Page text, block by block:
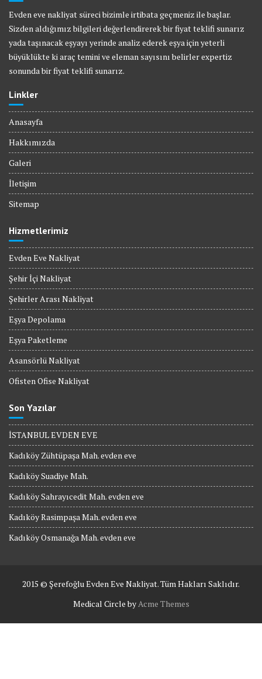
Evden eve nakliyat süreci bizimle irtibata geçmeniz ile başlar.
Sizden aldığımız bilgileri değerlendirerek bir fiyat teklifi sunarız
yada taşınacak eşyayı yerinde analiz ederek eşya için yeterli
büyüklükte ki araç temini ve eleman sayısını belirler expertiz
sonunda bir fiyat teklifi sunarız.
Linkler
Anasayfa
Hakkımızda
Galeri
İletişim
Sitemap
Hizmetlerimiz
Evden Eve Nakliyat
Şehir İçi Nakliyat
Şehirler Arası Nakliyat
Eşya Depolama
Eşya Paketleme
Asansörlü Nakliyat
Ofisten Ofise Nakliyat
Son Yazılar
İSTANBUL EVDEN EVE
Kadıköy Zühtüpaşa Mah. evden eve
Kadıköy Suadiye Mah.
Kadıköy Sahrayıcedit Mah. evden eve
Kadıköy Rasimpaşa Mah. evden eve
Kadıköy Osmanağa Mah. evden eve
2015 © Şerefoğlu Evden Eve Nakliyat. Tüm Hakları Saklıdır.
Medical Circle byAcme Themes